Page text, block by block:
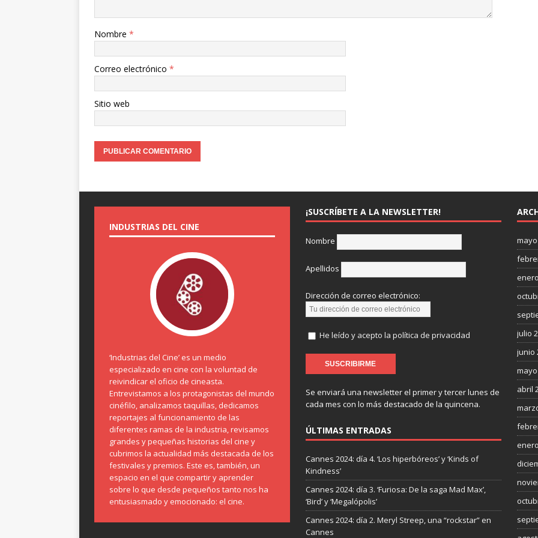
Nombre *
Correo electrónico *
Sitio web
INDUSTRIAS DEL CINE
‘Industrias del Cine’ es un medio
especializado en cine con la voluntad de
reivindicar el oficio de cineasta.
Entrevistamos a los protagonistas del mundo
cinéfilo, analizamos taquillas, dedicamos
reportajes al funcionamiento de las
diferentes ramas de la industria, revisamos
grandes y pequeñas historias del cine y
cubrimos la actualidad más destacada de los
festivales y premios. Este es, también, un
espacio en el que compartir y aprender
sobre lo que desde pequeños tanto nos ha
entusiasmado y emocionado: el cine.
¡SUSCRÍBETE A LA NEWSLETTER!
Nombre
Apellidos
Dirección de correo electrónico:
He leído y acepto la política de privacidad
Se enviará una newsletter el primer y tercer lunes de
cada mes con lo más destacado de la quincena.
ÚLTIMAS ENTRADAS
Cannes 2024: día 4. ‘Los hiperbóreos’ y ‘Kinds of
Kindness’
Cannes 2024: día 3. ‘Furiosa: De la saga Mad Max’,
‘Bird’ y ‘Megalópolis’
Cannes 2024: día 2. Meryl Streep, una “rockstar” en
Cannes
julio
junio
abril